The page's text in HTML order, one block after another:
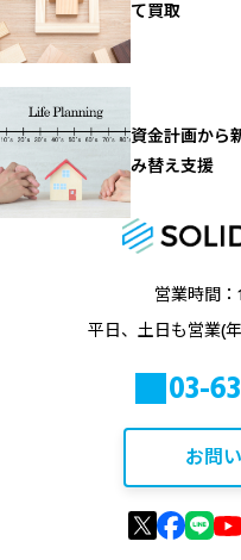
て買取
資金計画から
み替え支援
営業時間：
平日、土日も営業(
03-
お問